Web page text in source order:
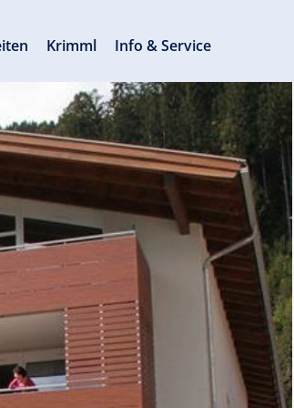
Krimml Info & Service